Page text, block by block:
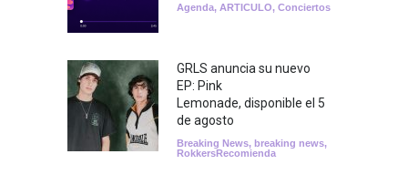
Agenda, ARTICULO, Conciertos
GRLS anuncia su nuevo
EP: Pink
Lemonade, disponible el 5
de agosto
Breaking News, breaking news,
RokkersRecomienda